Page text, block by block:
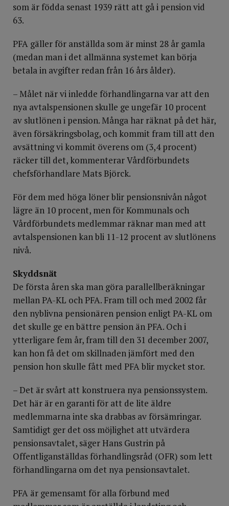
som är födda senast 1939 rätt att gå i pension vid
63.
PFA gäller för anställda som är minst 28 år gamla
(medan man i det allmänna systemet kan börja
betala in avgifter redan från 16 års ålder).
– Målet när vi inledde förhandlingarna var att den
nya avtalspensionen skulle ge ungefär 10 procent
av slutlönen i pension. Många har räknat på det här,
även försäkringsbolag, och kommit fram till att den
avsättning vi kommit överens om (3,4 procent)
räcker till det, kommenterar Vårdförbundets
chefsförhandlare Mats Björck.
För dem med höga löner blir pensionsnivån något
lägre än 10 procent, men för Kommunals och
Vårdförbundets medlemmar räknar man med att
avtalspensionen kan bli 11-12 procent av slutlönens
nivå.
Skyddsnät
De första åren ska man göra parallellberäkningar
mellan PA-KL och PFA. Fram till och med 2002 får
den nyblivna pensionären pension enligt PA-KL om
det skulle ge en bättre pension än PFA. Och i
ytterligare fem år, fram till den 31 december 2007,
kan hon få det om skillnaden jämfört med den
pension hon skulle fått med PFA blir mycket stor.
– Det är svårt att konstruera nya pensionssystem.
Det här är en garanti för att de lite äldre
medlemmarna inte ska drabbas av försämringar.
Samtidigt ger det oss möjlighet att utvärdera
pensionsavtalet, säger Hans Gustrin på
Offentliganställdas förhandlingsråd (OFR) som lett
förhandlingarna om det nya pensionsavtalet.
PFA är gemensamt för alla förbund med